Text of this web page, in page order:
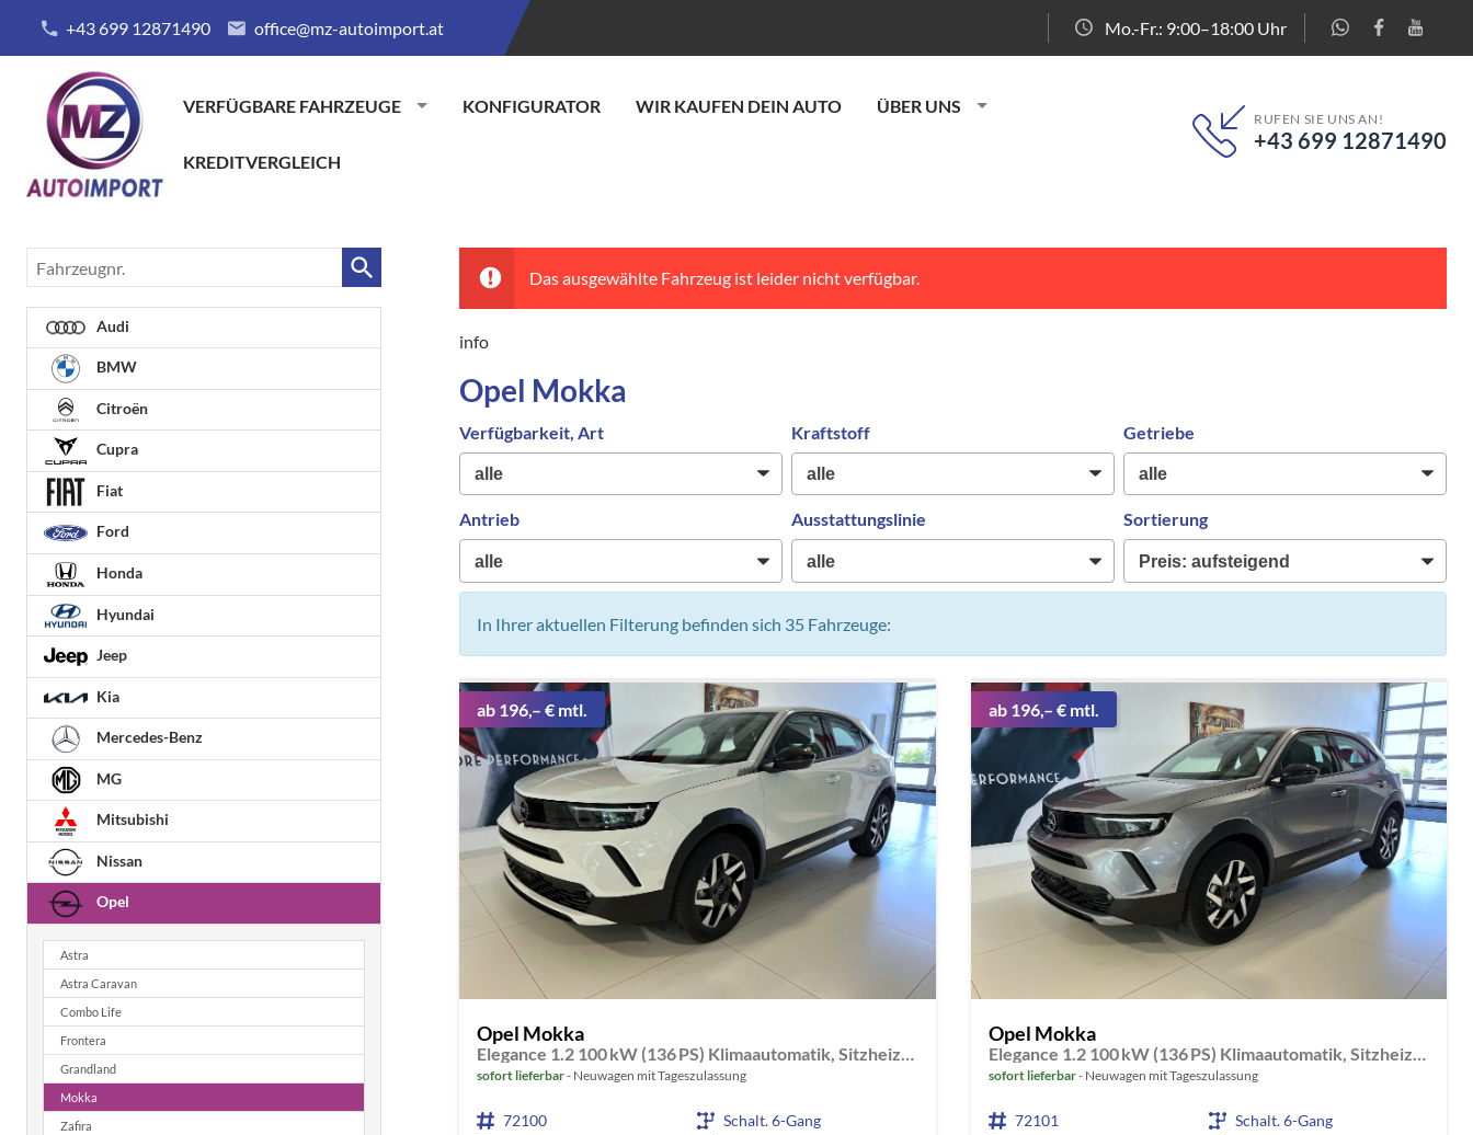
+43 699 12871490 office@mz-autoimport.at Mo.-Fr.: 9:00–18:00 Uhr
VERFÜGBARE FAHRZEUGE KONFIGURATOR WIR KAUFEN DEIN AUTO ÜBER UNS
KREDITVERGLEICH
RUFEN SIE UNS AN!
+43 699 12871490
Das ausgewählte Fahrzeug ist leider nicht verfügbar.
info
Opel Mokka
Verfügbarkeit, Art Kraftstoff Getriebe
Antrieb Ausstattungslinie Sortierung
In Ihrer aktuellen Filterung befinden sich 35 Fahrzeuge:
ab 196,– € mtl.
Opel Mokka
Elegance 1.2 100 kW (136 PS) Klimaautomatik, Sitzheizung, Lenkradheizung, Abstandstempomat, Einparkhilfe, Rückfahrkamera, Bluetooth, Apple CarPlay, Android Auto, LED-Scheinwerfer, Voll Digitales Cockpit, 17 Zoll Leichtmetallfelgen, uvm.
sofort lieferbar Neuwagen mit Tageszulassung
72100
Schalt. 6-Gang
ab 196,– € mtl.
Opel Mokka
Elegance 1.2 100 kW (136 PS) Klimaautomatik, Sitzheizung, Lenkradheizung, Abstandstempomat, Einparkhilfe, Rückfahrkamera, Bluetooth, Apple CarPlay, Android Auto, LED-Scheinwerfer, Voll Digitales Cockpit, 17 Zoll Leichtmetallfelgen, uvm.
sofort lieferbar Neuwagen mit Tageszulassung
72101
Schalt. 6-Gang
Fahrzeugnr.
Audi
BMW
Citroën
Cupra
Fiat
Ford
Honda
Hyundai
Jeep
Kia
Mercedes-Benz
MG
Mitsubishi
Nissan
Opel
Astra
Astra Caravan
Combo Life
Frontera
Grandland
Mokka
Zafira